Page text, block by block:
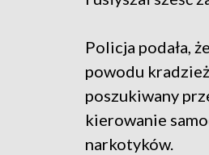
Policja podała,
powodu
poszukiwany
kierowanie
narkotyków.